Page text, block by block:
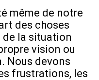
même de notre
des choses
la situation
vision ou
Nous devons
frustrations, les